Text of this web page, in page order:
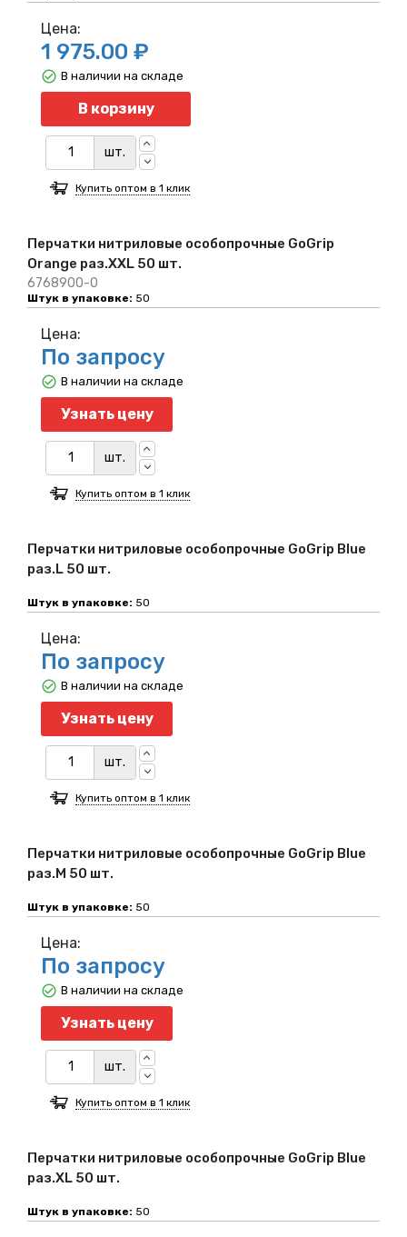
Перчатки нитриловые особопрочные GoGrip
Orange раз.XXL 50 шт.
6768900-0
Штук в упаковке: 50
Цена:
1 975.00 ₽
В корзину
шт.
В наличии на складе
Купить оптом в 1 клик
Перчатки нитриловые особопрочные GoGrip Blue
раз.L 50 шт.
Штук в упаковке: 50
Цена:
По запросу
Узнать цену
шт.
В наличии на складе
Купить оптом в 1 клик
Перчатки нитриловые особопрочные GoGrip Blue
раз.M 50 шт.
Штук в упаковке: 50
Цена:
По запросу
Узнать цену
шт.
В наличии на складе
Купить оптом в 1 клик
Перчатки нитриловые особопрочные GoGrip Blue
раз.XL 50 шт.
Штук в упаковке: 50
Цена:
По запросу
Узнать цену
шт.
В наличии на складе
Купить оптом в 1 клик